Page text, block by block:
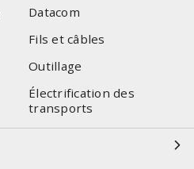
Datacom
Fils et câbles
Outillage
Électrification des
transports